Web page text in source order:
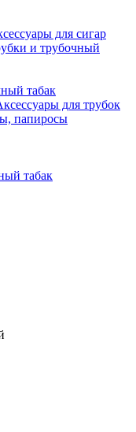
для сигар
и трубочный
табак
для трубок
папиросы
табак